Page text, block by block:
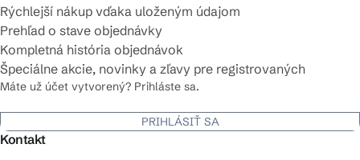
Rýchlejší nákup vďaka uloženým údajom
Prehľad o stave objednávky
Kompletná história objednávok
Špeciálne akcie, novinky a zľavy pre registrovaných
Máte už účet vytvorený? Prihláste sa.
PRIHLÁSIŤ SA
Kontakt